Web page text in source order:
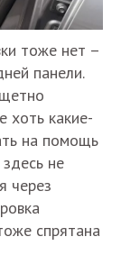
тоже нет –
панели.
хоть какие-
на помощь
не
через
спрятана